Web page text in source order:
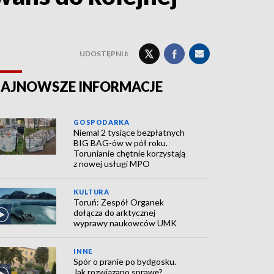
UDOSTĘPNIJ:
INFORMACJE
GOSPODARKA
Niemal 2 tysiące bezpłatnych
BIG BAG-ów w pół roku.
Torunianie chętnie korzystają
z nowej usługi MPO
KULTURA
Toruń: Zespół Organek
dołącza do arktycznej
wyprawy naukowców UMK
INNE
Spór o pranie po bydgosku.
Jak rozwiązano sprawę?